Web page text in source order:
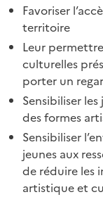
Favoriser
territoire
Leur
culturelles
porter un
Sensibiliser
des formes
Sensibiliser
jeunes aux
de réduire les
artistique et